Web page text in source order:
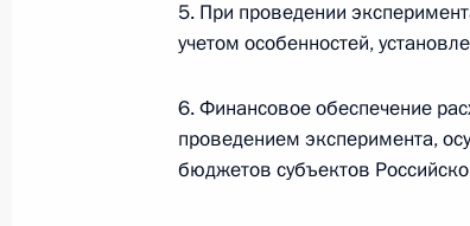
О внесении изменений в
процессуального кодекса
5. При проведении
учетом особенностей,
6. Финансовое обеспечение
проведением эксперимента,
бюджетов субъектов